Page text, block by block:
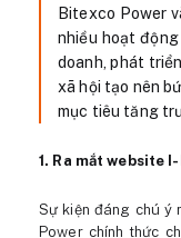
Bitexco Power
nhiều hoạt
doanh, phát
xã hội tạo nên
mục tiêu tăng
1. Ra mắt website I-
Sự kiện đáng chú
Power chính thức